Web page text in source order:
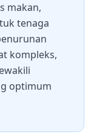
makan,
tenaga
kompleks,
optimum